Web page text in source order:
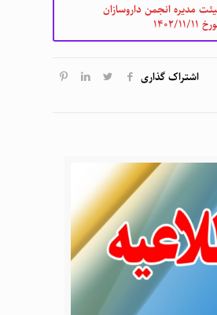
مدیره انجمن داروسازان
11
اشتراک گذاری